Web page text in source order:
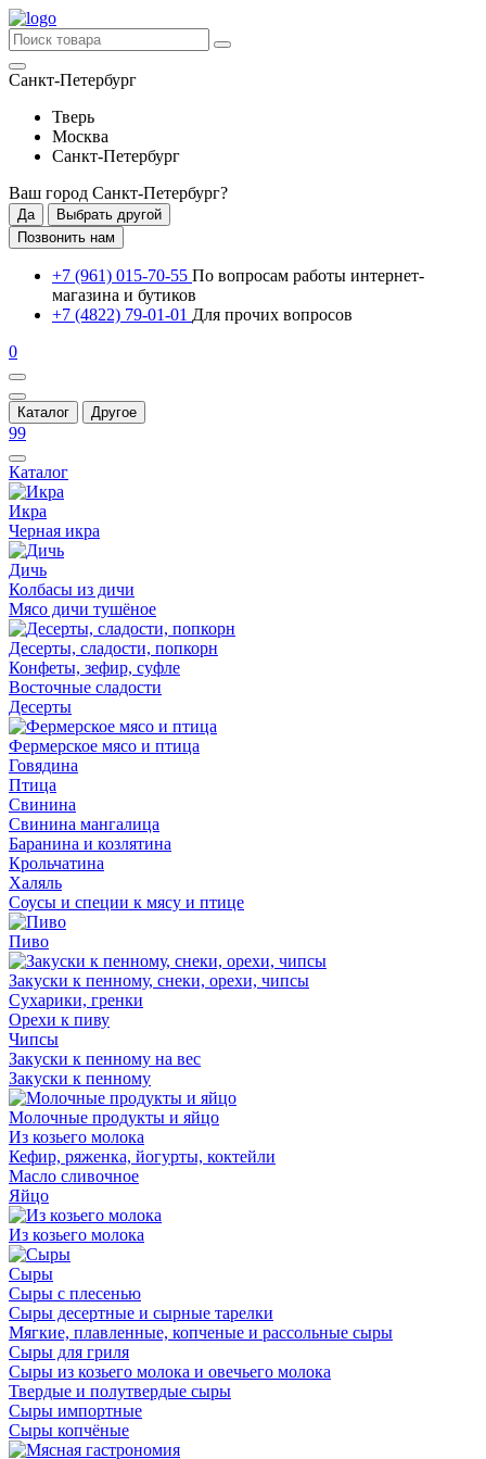
Санкт-Петербург
Тверь
Москва
Санкт-Петербург
Ваш город Санкт-Петербург?
Да
Выбрать другой
Позвонить нам
+7 (961) 015-70-55 По вопросам работы интернет-
магазина и бутиков
+7 (4822) 79-01-01 Для прочих вопросов
0
Каталог Другое
99
Каталог
Икра
Черная икра
Дичь
Колбасы из дичи
Мясо дичи тушёное
Десерты, сладости, попкорн
Конфеты, зефир, суфле
Восточные сладости
Десерты
Фермерское мясо и птица
Говядина
Птица
Свинина
Свинина мангалица
Баранина и козлятина
Крольчатина
Халяль
Соусы и специи к мясу и птице
Пиво
Закуски к пенному, снеки, орехи, чипсы
Сухарики, гренки
Орехи к пиву
Чипсы
Закуски к пенному на вес
Закуски к пенному
Молочные продукты и яйцо
Из козьего молока
Кефир, ряженка, йогурты, коктейли
Масло сливочное
Яйцо
Из козьего молока
Сыры
Сыры с плесенью
Сыры десертные и сырные тарелки
Мягкие, плавленные, копченые и рассольные сыры
Сыры для гриля
Сыры из козьего молока и овечьего молока
Твердые и полутвердые сыры
Сыры импортные
Сыры копчёные